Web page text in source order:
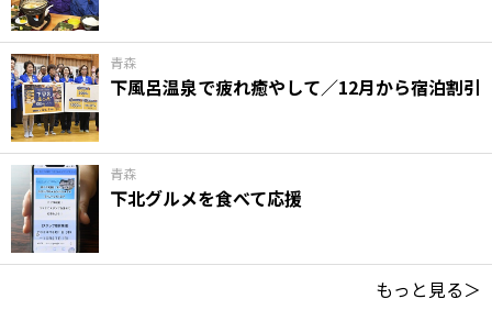
青森
下風呂温泉で疲れ癒やして／12月から宿泊割引
青森
下北グルメを食べて応援
もっと見る＞